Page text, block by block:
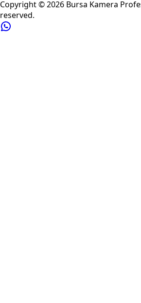
Copyright ©2026 Bursa Kamera
reserved.